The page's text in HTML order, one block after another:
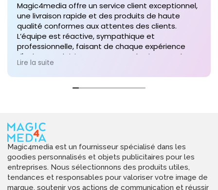
Magic4media offre un service client exceptionnel,
une livraison rapide et des produits de haute
qualité conformes aux attentes des clients.
L’équipe est réactive, sympathique et
professionnelle, faisant de chaque expérience
d'achat un plaisir. Je recommande vivement leurs
services pour toute commande future de produits
personnalisés !
Lire la suite
Magic4media est un fournisseur spécialisé dans les
goodies personnalisés et objets publicitaires pour les
entreprises. Nous sélectionnons des produits utiles,
tendances et responsables pour valoriser votre image de
marque, soutenir vos actions de communication et réussir